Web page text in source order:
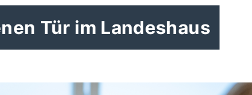
Tür im Landeshaus